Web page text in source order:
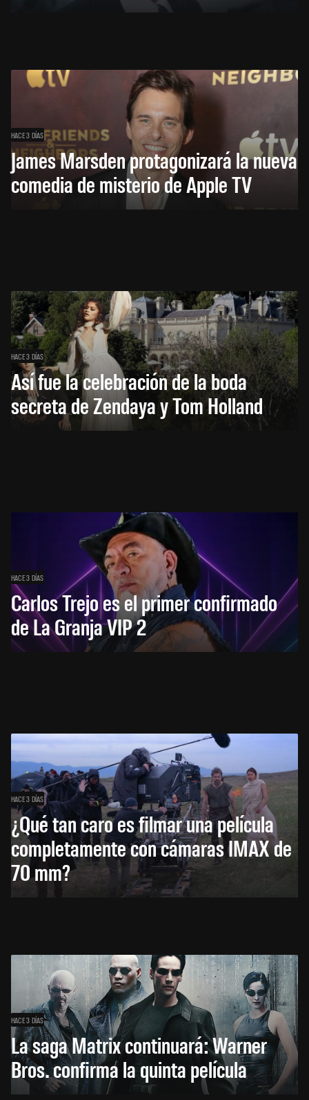
HACE 3 DÍAS
James Marsden protagonizará la nueva
comedia de misterio de Apple TV
HACE 3 DÍAS
Así fue la celebración de la boda
secreta de Zendaya y Tom Holland
HACE 3 DÍAS
Carlos Trejo es el primer confirmado
de La Granja VIP 2
HACE 3 DÍAS
¿Qué tan caro es filmar una película
completamente con cámaras IMAX de
70 mm?
HACE 3 DÍAS
La saga Matrix continuará: Warner
Bros. confirma la quinta película